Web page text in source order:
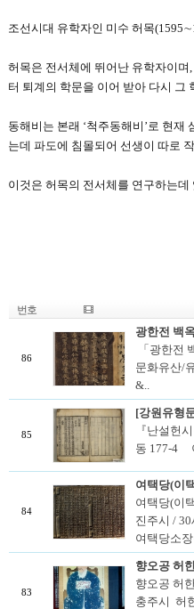
조선시대 유학자인 미수 허목
허목은 전서체에 뛰어난 유학자이
터 퇴계의 학문을 이어 받아 다시 그
동해비는 본래 ‘척주동해비’로 현
는데 파도에 침몰되어 선생이 따로
이것은 허목의 전서체를 연구하는
번호
86
광한전 백
「광한전
문화유산/
&..
85
[강원유형
『난설헌
동 177-4
84
여택당(이
여택당(이
진주시 /
여택당소
83
향오공 허
향오공 허
충주시 허